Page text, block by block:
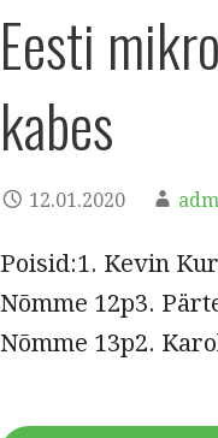
Eesti
kabes
12.01.2020
Poisid:1. Kevin
Nõmme 12p3.
Nõmme 13p2.